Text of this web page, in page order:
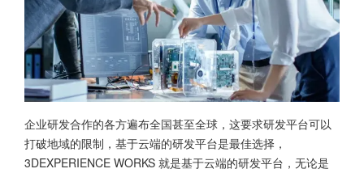
企业研发合作的各方遍布全国甚至全球，这要求研发平台可以
打破地域的限制，基于云端的研发平台是最佳选择，
3DEXPERIENCE WORKS 就是基于云端的研发平台，无论是